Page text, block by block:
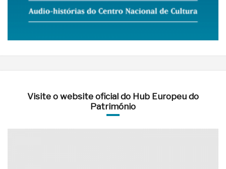
Visite o website oficial do Hub Europeu do
Património